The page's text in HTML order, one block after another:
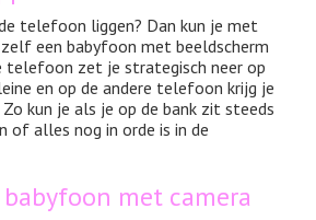
telefoon liggen? Dan kun je met
een babyfoon met beeldscherm
telefoon zet je strategisch neer op
en op de andere telefoon krijg je
Zo kun je als je op de bank zit steeds
of alles nog in orde is in de
met camera